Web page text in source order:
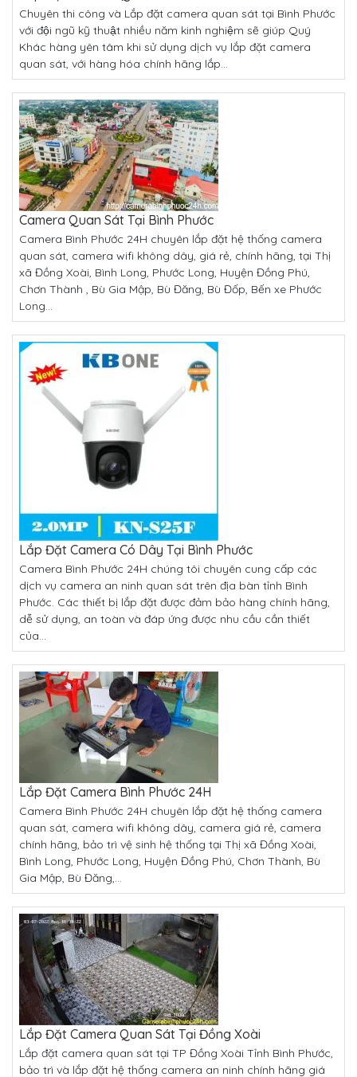
Chuyên thi công và Lắp đặt camera quan sát tại Bình Phước
với đội ngũ kỹ thuật nhiều năm kinh nghiệm sẽ giúp Quý
Khác hàng yên tâm khi sử dụng dịch vụ lắp đặt camera
quan sát, với hàng hóa chính hãng lắp...
Camera Quan Sát Tại Bình Phước
Camera Bình Phước 24H chuyên lắp đặt hệ thống camera
quan sát, camera wifi không dây, giá rẻ, chính hãng, tại Thị
xã Đồng Xoài, Bình Long, Phước Long, Huyện Đồng Phú,
Chơn Thành , Bù Gia Mập, Bù Đăng, Bù Đốp, Bến xe Phước
Long...
Lắp Đặt Camera Có Dây Tại Bình Phước
Camera Bình Phước 24H chúng tôi chuyên cung cấp các
dịch vụ camera an ninh quan sát trên địa bàn tỉnh Bình
Phước. Các thiết bị lắp đặt được đảm bảo hàng chính hãng,
dễ sử dụng, an toàn và đáp ứng được nhu cầu cần thiết
của...
Lắp Đặt Camera Bình Phước 24H
Camera Bình Phước 24H chuyên lắp đặt hệ thống camera
quan sát, camera wifi không dây, camera giá rẻ, camera
chính hãng, bảo trì vệ sinh hệ thống tại Thị xã Đồng Xoài,
Bình Long, Phước Long, Huyện Đồng Phú, Chơn Thành, Bù
Gia Mập, Bù Đăng,...
Lắp Đặt Camera Quan Sát Tại Đồng Xoài
Lắp đặt camera quan sát tại TP Đồng Xoài Tỉnh Bình Phước,
bảo trì và lắp đặt hệ thống camera an ninh chính hãng giá